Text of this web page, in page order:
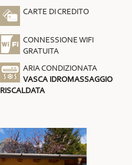
CARTE DI CREDITO
CONNESSIONE WIFI
GRATUITA
ARIA CONDIZIONATA
VASCA IDROMASSAGGIO
RISCALDATA